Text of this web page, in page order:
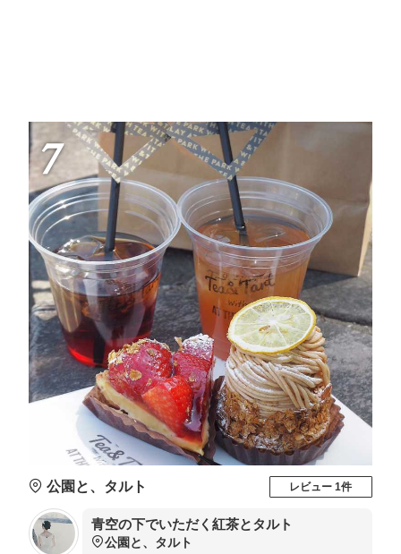
7
公園と、タルト レビュー 1件
青空の下でいただく紅茶とタルト
公園と、タルト